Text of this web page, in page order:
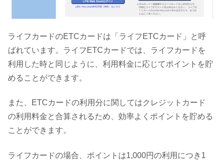
ライフカードのETCカードは「ライフETCカード」と呼
ばれています。ライフETCカードでは、ライフカードを
利用した時と同じように、利用料金に応じてポイントを貯
めることができます。
また、ETCカードの利用分に関してはクレジットカード
の利用料金と合算されるため、効率よくポイントを貯める
ことができます。
ライフカードの場合、ポイントは1,000円の利用につき1